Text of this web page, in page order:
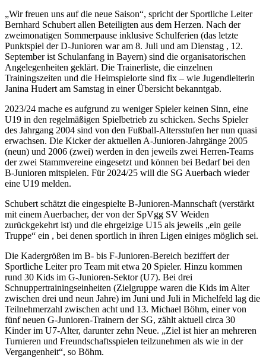
„Wir freuen uns auf die neue Saison“, spricht der Sportliche Leiter
Bernhard Schubert allen Beteiligten aus dem Herzen. Nach der
zweimonatigen Sommerpause inklusive Schulferien (das letzte
Punktspiel der D-Junioren war am 8. Juli und am Dienstag , 12.
September ist Schulanfang in Bayern) sind die organisatorischen
Angelegenheiten geklärt. Die Trainerliste, die einzelnen
Trainingszeiten und die Heimspielorte sind fix – wie Jugendleiterin
Janina Hudert am Samstag in einer Übersicht bekanntgab.
2023/24 mache es aufgrund zu weniger Spieler keinen Sinn, eine
U19 in den regelmäßigen Spielbetrieb zu schicken. Sechs Spieler
des Jahrgang 2004 sind von den Fußball-Altersstufen her nun quasi
erwachsen. Die Kicker der aktuellen A-Junioren-Jahrgänge 2005
(neun) und 2006 (zwei) werden in den jeweils zwei Herren-Teams
der zwei Stammvereine eingesetzt und können bei Bedarf bei den
B-Junioren mitspielen. Für 2024/25 will die SG Auerbach wieder
eine U19 melden.
Schubert schätzt die eingespielte B-Junioren-Mannschaft (verstärkt
mit einem Auerbacher, der von der SpVgg SV Weiden
zurückgekehrt ist) und die ehrgeizige U15 als jeweils „ein geile
Truppe“ ein , bei denen sportlich in ihren Ligen einiges möglich sei.
Die Kadergrößen im B- bis F-Junioren-Bereich beziffert der
Sportliche Leiter pro Team mit etwa 20 Spieler. Hinzu kommen
rund 30 Kids im G-Junioren-Sektor (U7). Bei drei
Schnuppertrainingseinheiten (Zielgruppe waren die Kids im Alter
zwischen drei und neun Jahre) im Juni und Juli in Michelfeld lag die
Teilnehmerzahl zwischen acht und 13. Michael Böhm, einer von
fünf neuen G-Junioren-Trainern der SG, zählt aktuell circa 30
Kinder im U7-Alter, darunter zehn Neue. „Ziel ist hier an mehreren
Turnieren und Freundschaftsspielen teilzunehmen als wie in der
Vergangenheit“, so Böhm.